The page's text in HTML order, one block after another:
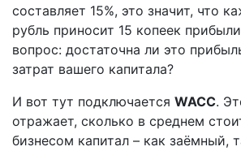
составляет 15%, это значит, что
рубль приносит 15 копеек
вопрос: достаточна ли это
затрат вашего капитала?
И вот тут подключается WACC.
отражает, сколько в среднем
бизнесом капитал – как заёмный,